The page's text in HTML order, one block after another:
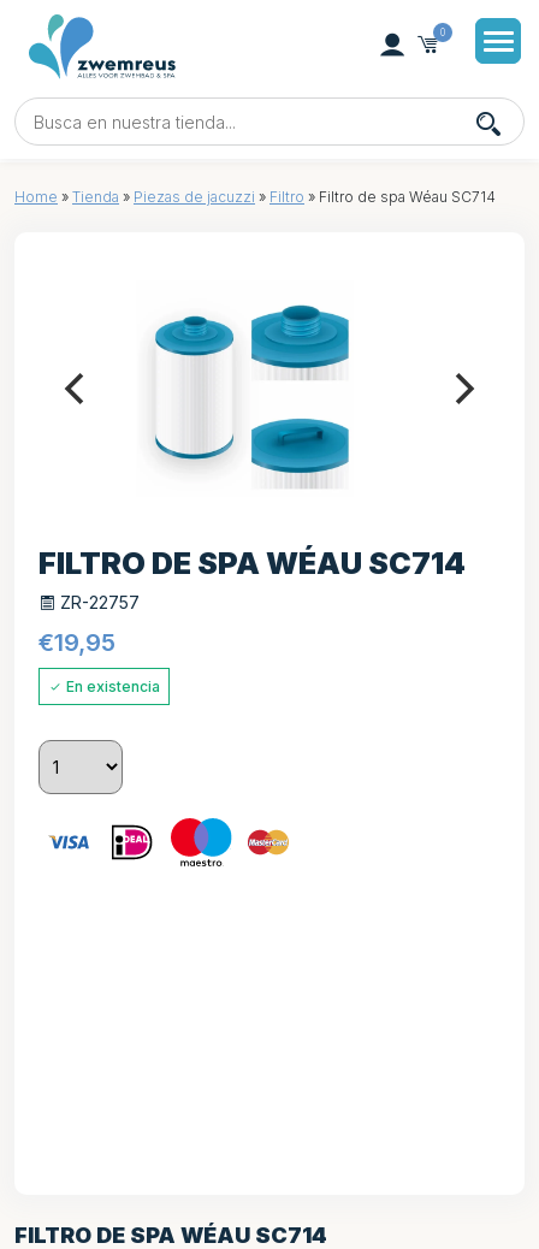
0
Home » Tienda » Piezas de jacuzzi » Filtro » Filtro de spa Wéau SC714
FILTRO DE SPA WÉAU SC714
FILTRO DE SPA WÉAU SC714
ZR-22757
€19,95
En existencia